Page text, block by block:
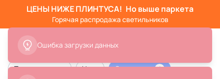
ЦЕНЫ НИЖЕ ПЛИНТУСА! Но выше паркета
Горячая распродажа светильников
Тип помещения Цвет Сочетание 1
Ошибка загрузки данных